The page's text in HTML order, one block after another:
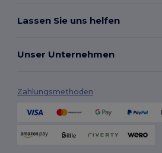
Lassen Sie uns helfen
Unser Unternehmen
Zahlungsmethoden